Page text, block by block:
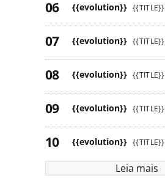
{{evolution}} {{TITLE}}
{{evolution}} {{TITLE}}
{{evolution}} {{TITLE}}
{{evolution}} {{TITLE}}
{{evolution}} {{TITLE}}
Leia mais